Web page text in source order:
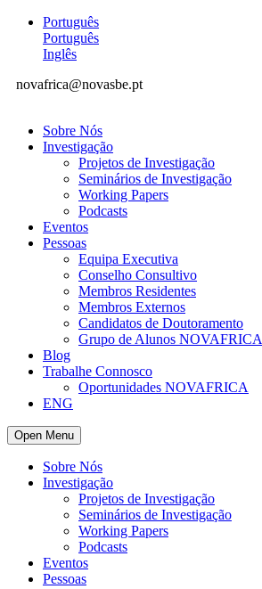
Português
Português
Inglês
novafrica@novasbe.pt
Sobre Nós
Investigação
Projetos de Investigação
Seminários de Investigação
Working Papers
Podcasts
Eventos
Pessoas
Equipa Executiva
Conselho Consultivo
Membros Residentes
Membros Externos
Candidatos de Doutoramento
Grupo de Alunos NOVAFRICA
Blog
Trabalhe Connosco
Oportunidades NOVAFRICA
ENG
Open Menu
Sobre Nós
Investigação
Projetos de Investigação
Seminários de Investigação
Working Papers
Podcasts
Eventos
Pessoas